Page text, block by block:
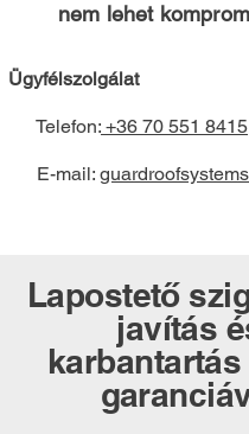
nem lehet
Ügyfélszolgálat
Telefon: +36 70 551 8415
E-mail:
Lapostető
javítás
karbantartás